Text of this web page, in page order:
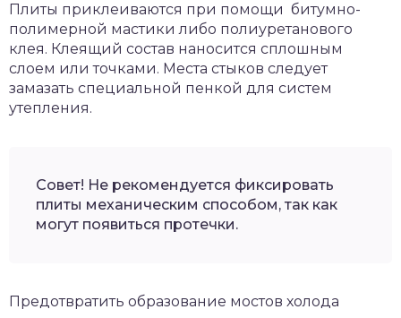
Плиты приклеиваются при помощи битумно-
полимерной мастики либо полиуретанового
клея. Клеящий состав наносится сплошным
слоем или точками. Места стыков следует
замазать специальной пенкой для систем
утепления.
Совет! Не рекомендуется фиксировать
плиты механическим способом, так как
могут появиться протечки.
Предотвратить образование мостов холода